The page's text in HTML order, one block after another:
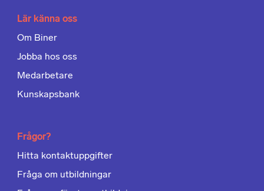
Lär känna oss
Om Biner
Jobba hos oss
Medarbetare
Kunskapsbank
Frågor?
Hitta kontaktuppgifter
Fråga om utbildningar